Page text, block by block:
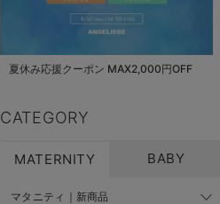
夏休み応援クーポン MAX2,000円OFF
CATEGORY
MATERNITY BABY
マタニティ｜新商品